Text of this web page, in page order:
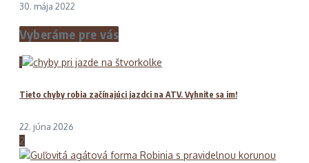
30. mája 2022
Vyberáme pre vás
1
Tieto chyby robia začínajúci jazdci na ATV. Vyhnite sa im!
22. júna 2026
2